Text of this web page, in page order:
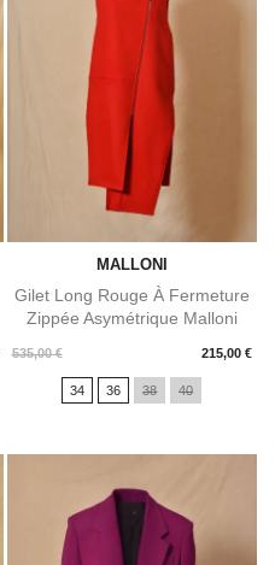
MALLONI
Gilet Long Rouge À Fermeture
Zippée Asymétrique Malloni
535,00 € 215,00 €
Prix
34 36 38 40